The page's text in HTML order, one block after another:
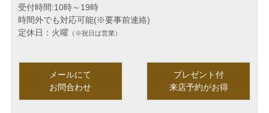
受付時間:10時～19時
時間外でも対応可能(※要事前連絡)
定休日：火曜 （※祝日は営業）
メールにて
お問合わせ
プレゼント付
来店予約がお得